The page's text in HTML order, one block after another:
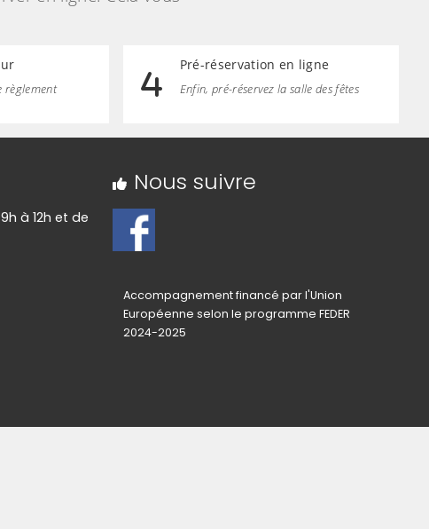
règlement
Pré-réservation en ligne
Enfin, pré-réservez la salle des fêtes
à 12h et de
Nous suivre
Accompagnement financé par l'Union
Européenne selon le programme FEDER
2024-2025